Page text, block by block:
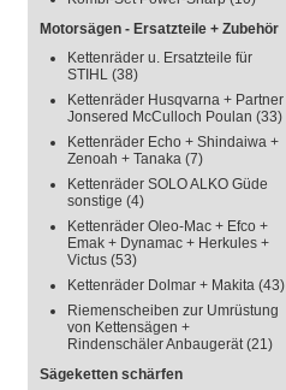
Motorsägen - Ersatzteile + Zubehör
Kettenräder u. Ersatzteile für
STIHL (38)
Kettenräder Husqvarna + Partner
Jonsered McCulloch Poulan (33)
Kettenräder Echo + Shindaiwa +
Zenoah + Tanaka (7)
Kettenräder SOLO ALKO Güde
sonstige (4)
Kettenräder Oleo-Mac + Efco +
Emak + Dynamac + Herkules +
Victus (53)
Kettenräder Dolmar + Makita (43)
Riemenscheiben zur Umrüstung
von Kettensägen +
Rindenschäler Anbaugerät(21)
Sägeketten schärfen